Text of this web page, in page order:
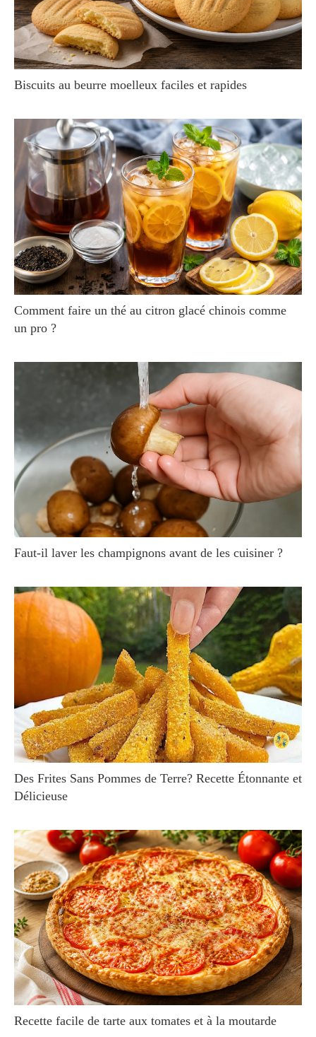
Biscuits au beurre moelleux faciles et rapides
Comment faire un thé au citron glacé chinois comme
un pro ?
Faut-il laver les champignons avant de les cuisiner ?
Des Frites Sans Pommes de Terre? Recette Étonnante et
Délicieuse
Recette facile de tarte aux tomates et à la moutarde